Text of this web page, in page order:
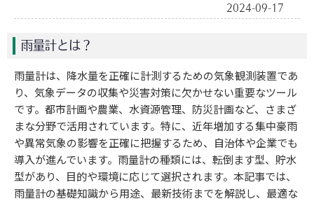
2024-09-17
雨量計とは？
雨量計は、降水量を正確に計測するための気象観測装置であ
り、気象データの収集や災害対策に欠かせない重要なツール
です。都市計画や農業、水資源管理、防災計画など、さまざ
まな分野で活用されています。特に、近年増加する集中豪雨
や異常気象の影響を正確に把握するため、自治体や企業でも
導入が進んでいます。雨量計の種類には、転倒ます型、貯水
型があり、目的や環境に応じて選択されます。本記事では、
雨量計の基礎知識から用途、最新技術までを解説し、最適な